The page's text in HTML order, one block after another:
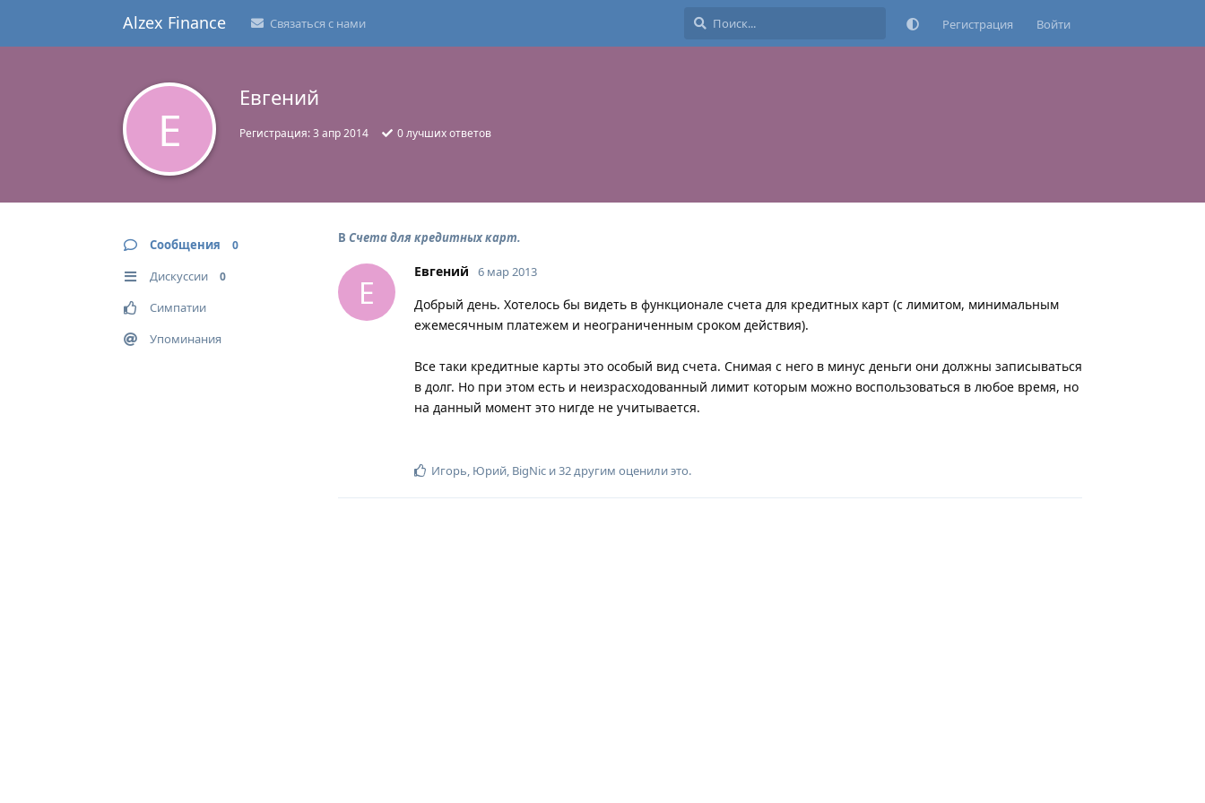
Alzex Finance Связаться с нами Регистрация Войти
Е
Евгений
Регистрация:3 апр 2014 0лучших ответов
Сообщения 0
Дискуссии 0
Симпатии
Упоминания
В Счета для кредитных карт.
Е
Евгений 6 мар 2013
Добрый день. Хотелось бы видеть в функционале счета для кредитных карт (с лимитом, минимальным
ежемесячным платежем и неограниченным сроком действия).
Все таки кредитные карты это особый вид счета. Снимая с него в минус деньги они должны записываться
в долг. Но при этом есть и неизрасходованный лимит которым можно воспользоваться в любое время, но
на данный момент это нигде не учитывается.
Игорь, Юрий, BigNic и32другим оценили это.